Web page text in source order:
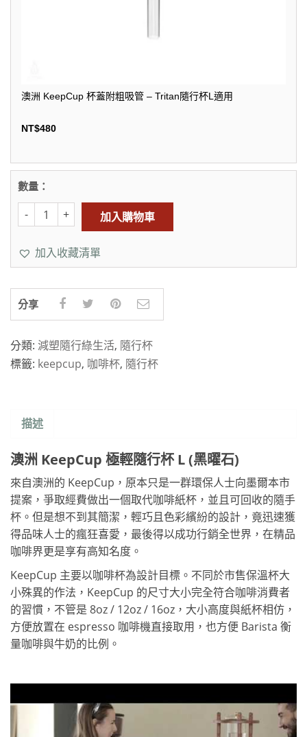
澳洲 KeepCup 杯蓋附粗吸管 – Tritan隨行杯L適用
NT$480
數量：
加入購物車
加入收藏清單
分享
分類: 減塑隨行綠生活, 隨行杯
標籤: keepcup, 咖啡杯, 隨行杯
描述
澳洲 KeepCup 極輕隨行杯 L (黑曜石)
來自澳洲的 KeepCup，原本只是一群環保人士向墨爾本市
提案，爭取經費做出一個取代咖啡紙杯，並且可回收的隨手
杯。但是想不到其簡潔，輕巧且色彩繽紛的設計，竟迅速獲
得品味人士的瘋狂喜愛，最後得以成功行銷全世界，在精品
咖啡界更是享有高知名度。
KeepCup 主要以咖啡杯為設計目標。不同於市售保溫杯大
小殊異的作法，KeepCup 的尺寸大小完全符合咖啡消費者
的習慣，不管是 8oz / 12oz / 16oz，大小高度與紙杯相仿，
方便放置在 espresso 咖啡機直接取用，也方便 Barista 衡
量咖啡與牛奶的比例。